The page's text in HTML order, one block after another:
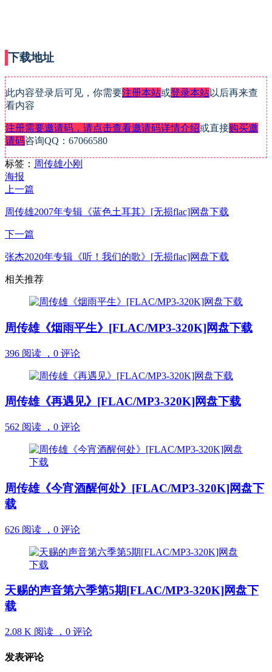
下载地址
此内容登录后可见，你需要注册本站或登录本站以后再来查
看内容
注册需要邀请码，请点击查看邀请码详情介绍或直接购买邀
请码咨询QQ：67066580
标签： 周传雄小刚
海报
上一篇
周传雄2007年专辑《蓝色土耳其》[无损flac]网盘下载
下一篇
张杰2020年专辑《听！我们的歌》[无损flac]网盘下载
相关推荐
周传雄《烟雨平生》[FLAC/MP3-320K]网盘下载
396 阅读 ， 0 评论
周传雄《再遇见》[FLAC/MP3-320K]网盘下载
562 阅读 ， 0 评论
周传雄《今宵酒醒何处》[FLAC/MP3-320K]网盘下
载
626 阅读 ， 0 评论
天赐的声音第六季第5期[FLAC/MP3-320K]网盘下
载
2.08 K 阅读 ， 0 评论
发表评论